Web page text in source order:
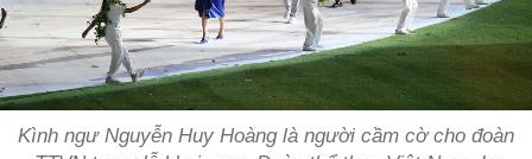
Kình ngư Nguyễn Huy Hoàng là người cầm cờ cho đoàn